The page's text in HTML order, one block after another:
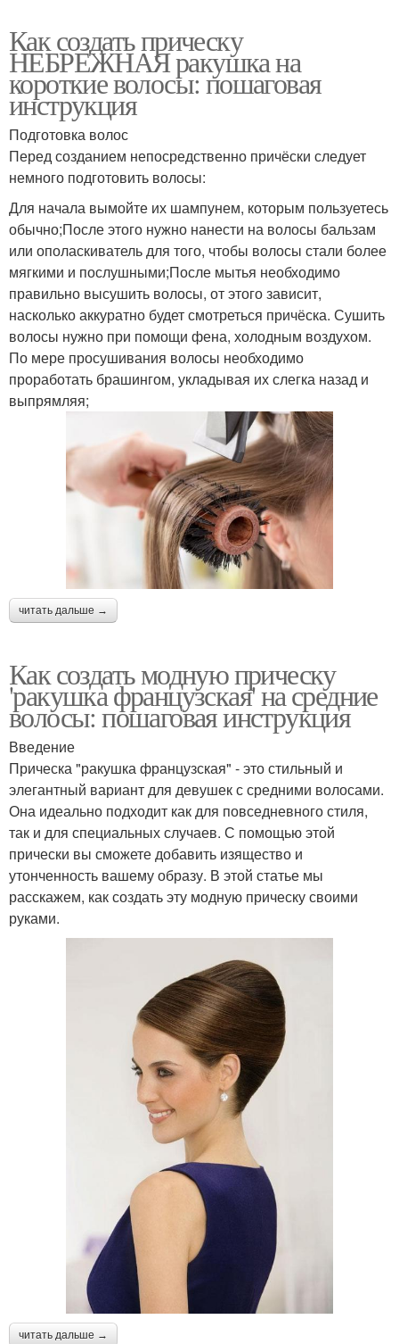
Как создать прическу
НЕБРЕЖНАЯ ракушка на
короткие волосы: пошаговая
инструкция
Подготовка волос
Перед созданием непосредственно причёски следует
немного подготовить волосы:
Для начала вымойте их шампунем, которым пользуетесь
обычно;После этого нужно нанести на волосы бальзам
или ополаскиватель для того, чтобы волосы стали более
мягкими и послушными;После мытья необходимо
правильно высушить волосы, от этого зависит,
насколько аккуратно будет смотреться причёска. Сушить
волосы нужно при помощи фена, холодным воздухом.
По мере просушивания волосы необходимо
проработать брашингом, укладывая их слегка назад и
выпрямляя;
читать дальше →
Как создать модную прическу
'ракушка французская' на средние
волосы: пошаговая инструкция
Введение
Прическа "ракушка французская" - это стильный и
элегантный вариант для девушек с средними волосами.
Она идеально подходит как для повседневного стиля,
так и для специальных случаев. С помощью этой
прически вы сможете добавить изящество и
утонченность вашему образу. В этой статье мы
расскажем, как создать эту модную прическу своими
руками.
читать дальше →